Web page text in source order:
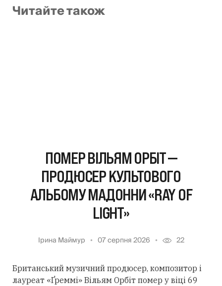
Читайте також
ПОМЕР ВІЛЬЯМ ОРБІТ —
ПРОДЮСЕР КУЛЬТОВОГО
АЛЬБОМУ МАДОННИ «RAY OF
LIGHT»
Ірина Маймур 07 серпня 2026 22
Британський музичний продюсер, композитор і
лауреат «Ґреммі» Вільям Орбіт помер у віці 69